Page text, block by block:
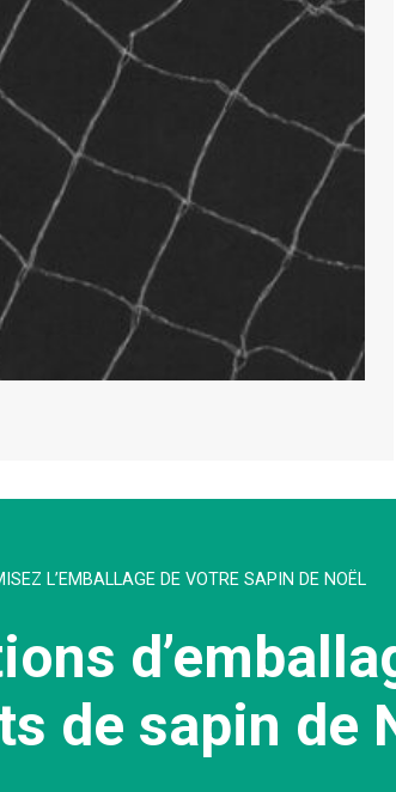
L’EMBALLAGE DE VOTRE SAPIN DE NOËL
de sapin de